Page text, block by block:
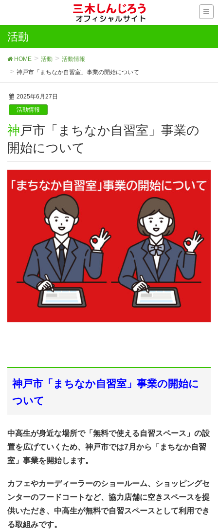
活動
HOME 活動
活動情報
神戸市「まちなか自習室」事業の開始について
2025年6月27日
活動情報
神戸市「まちなか自習室」事業の
開始について
神戸市「まちなか自習室」事業の開始に
ついて
中高生が身近な場所で「無料で使える自習スペース」の設
置を広げていくため、神戸市では7月から「まちなか自習
室」事業を開始します。
カフェやカーディーラーのショールーム、ショッピングセ
ンターのフードコートなど、協力店舗に空きスペースを提
供いただき、中高生が無料で自習スペースとして利用でき
る取組みです。